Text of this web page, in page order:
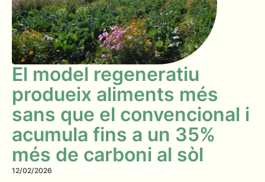
El model regeneratiu
produeix aliments més
sans que el convencional i
acumula fins a un 35%
més de carboni al sòl
12/02/2026